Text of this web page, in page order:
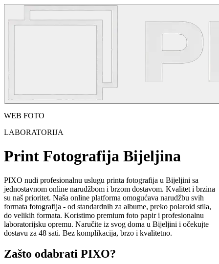
WEB FOTO
LABORATORIJA
Print Fotografija Bijeljina
PIXO nudi profesionalnu uslugu printa fotografija u Bijeljini sa
jednostavnom online narudžbom i brzom dostavom. Kvalitet i brzina
su naš prioritet. Naša online platforma omogućava narudžbu svih
formata fotografija - od standardnih za albume, preko polaroid stila,
do velikih formata. Koristimo premium foto papir i profesionalnu
laboratorijsku opremu. Naručite iz svog doma u Bijeljini i očekujte
dostavu za 48 sati. Bez komplikacija, brzo i kvalitetno.
Zašto odabrati PIXO?